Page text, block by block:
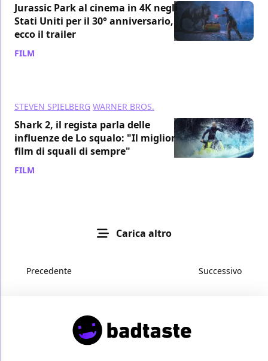
Jurassic Park al cinema in 4K negli
Stati Uniti per il 30° anniversario,
ecco il trailer
FILM
STEVEN SPIELBERG WARNER BROS.
Shark 2, il regista parla delle
influenze de Lo squalo: "Il miglior
film di squali di sempre"
FILM
Carica altro
Precedente Successivo